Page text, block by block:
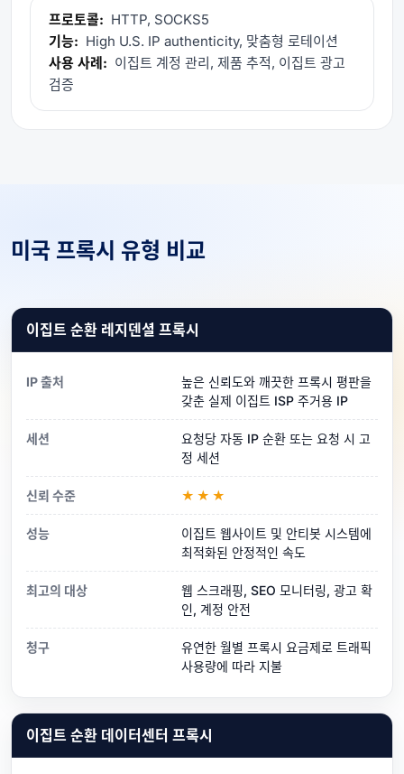
프로토콜: HTTP, SOCKS5
기능: High U.S. IP authenticity, 맞춤형 로테이션
사용 사례: 이집트 계정 관리, 제품 추적, 이집트 광고
검증
미국 프록시 유형 비교
이집트 순환 레지덴셜 프록시
IP 출처
높은 신뢰도와 깨끗한 프록시 평판을
갖춘 실제 이집트 ISP 주거용 IP
세션
요청당 자동 IP 순환 또는 요청 시 고
정 세션
신뢰 수준 ★★★
성능
이집트 웹사이트 및 안티봇 시스템에
최적화된 안정적인 속도
최고의 대상
웹 스크래핑, SEO 모니터링, 광고 확
인, 계정 안전
청구
유연한 월별 프록시 요금제로 트래픽
사용량에 따라 지불
이집트 순환 데이터센터 프록시